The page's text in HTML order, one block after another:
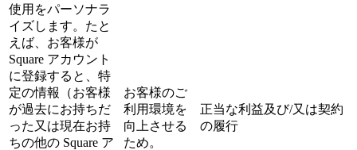
使用をパーソナラ
イズします。たと
えば、お客様が
Square アカウント
に登録すると、特
定の情報（お客様
が過去にお持ちだ
った又は現在お持
ちの他の Square ア
お客様のご
利用環境を
向上させる
ため。
正当な利益及び/又は契約
の履行